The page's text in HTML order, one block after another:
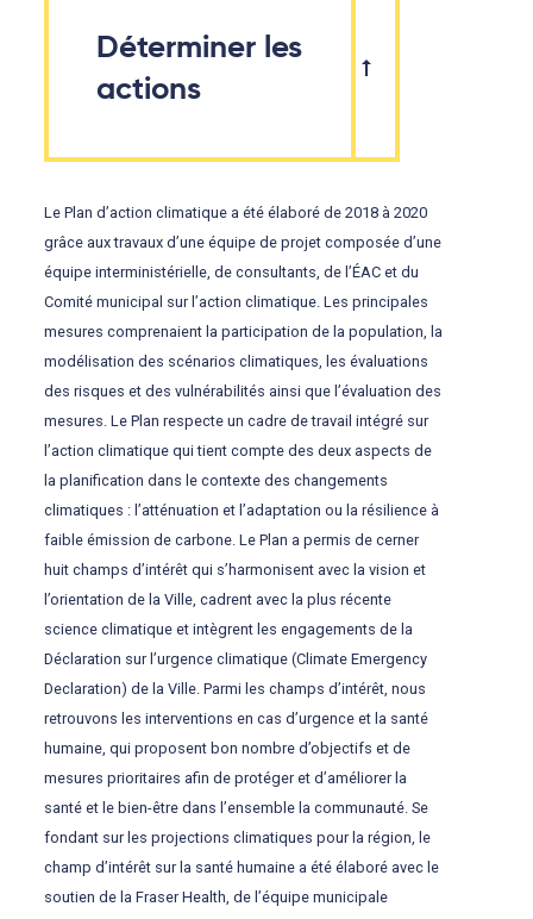
Déterminer les
actions
Le Plan d’action climatique a été élaboré de 2018 à 2020
grâce aux travaux d’une équipe de projet composée d’une
équipe interministérielle, de consultants, de l’ÉAC et du
Comité municipal sur l’action climatique. Les principales
mesures comprenaient la participation de la population, la
modélisation des scénarios climatiques, les évaluations
des risques et des vulnérabilités ainsi que l’évaluation des
mesures. Le Plan respecte un cadre de travail intégré sur
l’action climatique qui tient compte des deux aspects de
la planification dans le contexte des changements
climatiques : l’atténuation et l’adaptation ou la résilience à
faible émission de carbone. Le Plan a permis de cerner
huit champs d’intérêt qui s’harmonisent avec la vision et
l’orientation de la Ville, cadrent avec la plus récente
science climatique et intègrent les engagements de la
Déclaration sur l’urgence climatique (Climate Emergency
Declaration) de la Ville. Parmi les champs d’intérêt, nous
retrouvons les interventions en cas d’urgence et la santé
humaine, qui proposent bon nombre d’objectifs et de
mesures prioritaires afin de protéger et d’améliorer la
santé et le bien-être dans l’ensemble la communauté. Se
fondant sur les projections climatiques pour la région, le
champ d’intérêt sur la santé humaine a été élaboré avec le
soutien de la Fraser Health, de l’équipe municipale